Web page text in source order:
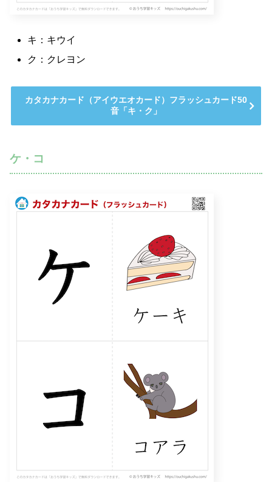
キ：キウイ
ク：クレヨン
カタカナカード（アイウエオカード）フラッシュカード50
音「キ・ク」
ケ・コ